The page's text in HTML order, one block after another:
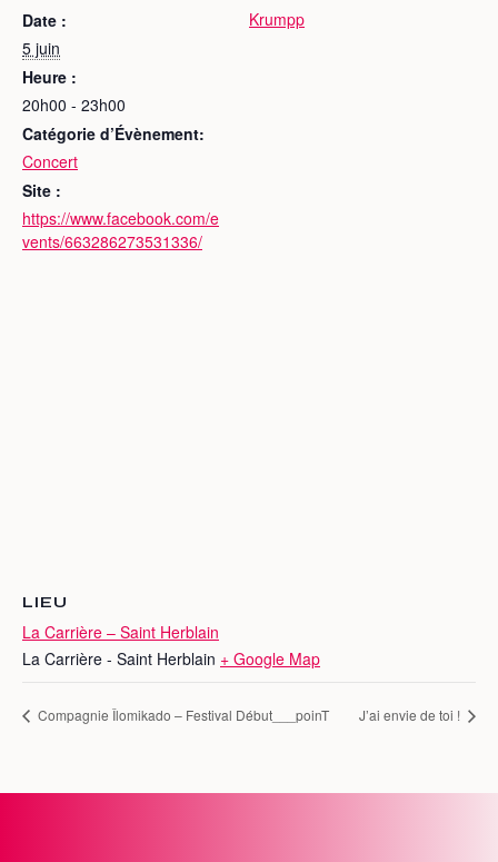
Date :
5 juin
Heure :
20h00 - 23h00
Catégorie d’Évènement:
Concert
Site :
https://www.facebook.com/e
vents/663286273531336/
Krumpp
LIEU
La Carrière – Saint Herblain
La Carrière - Saint Herblain + Google Map
Compagnie Îlomikado – Festival Début___poinT J’ai envie de toi !